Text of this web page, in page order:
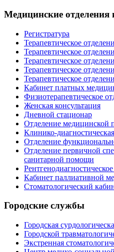
Медицинские отделения
Регистратура
Терапевтическое
Терапевтическое
Терапевтическое
Терапевтическое
Терапевтическое
Кабинет платных
Физиотерапевтическое
Женская консультация
Дневной стационар
Отделение медицинской
Клинико-
Отделение
Отделение первичной
санитарной помощи
Кабинет паллиативной
Стоматологический
Городские службы
Городская
Городской
Экстренная